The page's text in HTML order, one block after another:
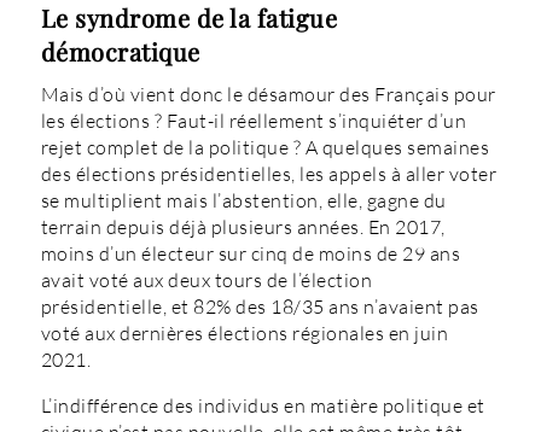
Le syndrome de la fatigue
démocratique
Mais d’où vient donc le désamour des Français pour
les élections ? Faut-il réellement s’inquiéter d’un
rejet complet de la politique ? A quelques semaines
des élections présidentielles, les appels à aller voter
se multiplient mais l’abstention, elle, gagne du
terrain depuis déjà plusieurs années. En 2017,
moins d’un électeur sur cinq de moins de 29 ans
avait voté aux deux tours de l’élection
présidentielle, et 82% des 18/35 ans n’avaient pas
voté aux dernières élections régionales en juin
2021.
L’indifférence des individus en matière politique et